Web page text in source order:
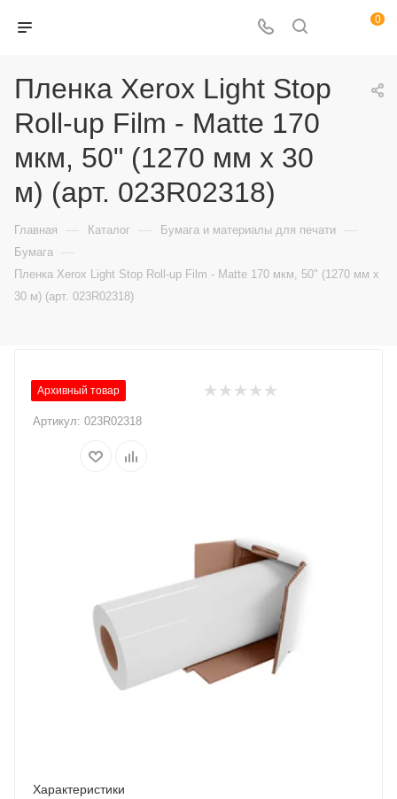
0
Пленка Xerox Light Stop
Roll-up Film - Matte 170
мкм, 50" (1270 мм х 30
м) (арт. 023R02318)
Главная — Каталог — Бумага и материалы для печати —
Бумага —
Пленка Xerox Light Stop Roll-up Film - Matte 170 мкм, 50" (1270 мм х
30 м) (арт. 023R02318)
Архивный товар
Артикул: 023R02318
Характеристики